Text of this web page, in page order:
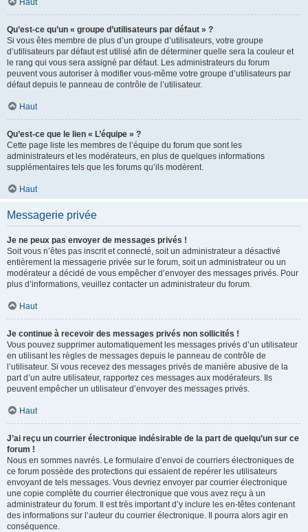
Haut
Qu’est-ce qu’un « groupe d’utilisateurs par défaut » ?
Si vous êtes membre de plus d’un groupe d’utilisateurs, votre groupe
d’utilisateurs par défaut est utilisé afin de déterminer quelle sera la couleur et
le rang qui vous sera assigné par défaut. Les administrateurs du forum
peuvent vous autoriser à modifier vous-même votre groupe d’utilisateurs par
défaut depuis le panneau de contrôle de l’utilisateur.
Haut
Qu’est-ce que le lien « L’équipe » ?
Cette page liste les membres de l’équipe du forum que sont les
administrateurs et les modérateurs, en plus de quelques informations
supplémentaires tels que les forums qu’ils modèrent.
Haut
Messagerie privée
Je ne peux pas envoyer de messages privés !
Soit vous n’êtes pas inscrit et connecté, soit un administrateur a désactivé
entièrement la messagerie privée sur le forum, soit un administrateur ou un
modérateur a décidé de vous empêcher d’envoyer des messages privés. Pour
plus d’informations, veuillez contacter un administrateur du forum.
Haut
Je continue à recevoir des messages privés non sollicités !
Vous pouvez supprimer automatiquement les messages privés d’un utilisateur
en utilisant les règles de messages depuis le panneau de contrôle de
l’utilisateur. Si vous recevez des messages privés de manière abusive de la
part d’un autre utilisateur, rapportez ces messages aux modérateurs. Ils
peuvent empêcher un utilisateur d’envoyer des messages privés.
Haut
J’ai reçu un courrier électronique indésirable de la part de quelqu’un sur ce
forum !
Nous en sommes navrés. Le formulaire d’envoi de courriers électroniques de
ce forum possède des protections qui essaient de repérer les utilisateurs
envoyant de tels messages. Vous devriez envoyer par courrier électronique
une copie complète du courrier électronique que vous avez reçu à un
administrateur du forum. Il est très important d’y inclure les en-têtes contenant
des informations sur l’auteur du courrier électronique. Il pourra alors agir en
conséquence.